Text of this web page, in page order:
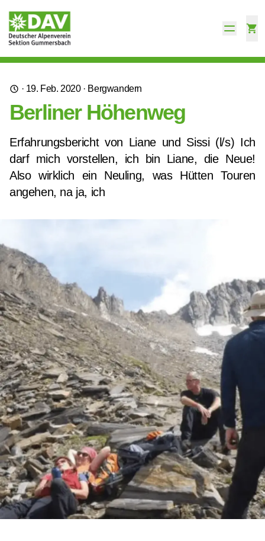
· 19. Feb. 2020· Bergwandern
Berliner Höhenweg
Erfahrungsbericht von Liane und Sissi (l/s) Ich
darf mich vorstellen, ich bin Liane, die Neue!
Also wirklich ein Neuling, was Hütten Touren
angehen, na ja, ich